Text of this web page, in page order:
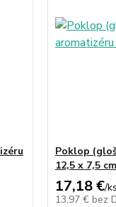
Poklop
12,5 x 7,5 cm
17,18 €/ks
13,97 € bez